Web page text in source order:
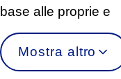
base alle proprie e
Mostra altro